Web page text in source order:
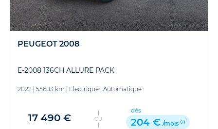
PEUGEOT 2008
E-2008 136CH ALLURE PACK
2022 55683 km Electrique Automatique
17 490 € OU
dès
204 € /mois